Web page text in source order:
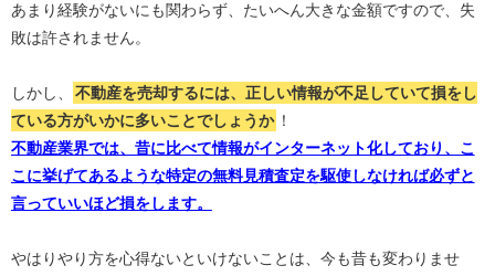
あまり経験がないにも関わらず、たいへん大きな金額ですので、失
敗は許されません。
しかし、
不動産を売却するには、正しい情報が不足していて損をし
ている方がいかに多いことでしょうか ！
不動産業界では、昔に比べて情報がインターネット化しており、こ
こに挙げてあるような特定の無料見積査定を駆使しなければ必ずと
言っていいほど損をします。
やはりやり方を心得ないといけないことは、今も昔も変わりませ